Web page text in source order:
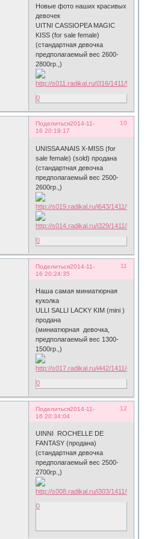
Новые фото наших красивых
девочек
UITNI CASSIOPEA MAGIC
KISS (for sale female)
(стандартная девочка
предполагаемый вес 2600-
2800гр.,)
0
Поделиться 10
2014-11-
16 20:19:17
UNISSA ANAIS Х-MISS (for
sale female) (sold) продана
(стандартная девочка
предполагаемый вес 2500-
2600гр.,)
0
Поделиться 11
2014-11-
16 20:24:35
Наша самая миниатюрная
куколка
ULLI SALLI LACKY KIM (mini )
продана
(миниатюрная девочка,
предполагаемый вес 1300-
1500гр.,)
0
Поделиться 12
2014-11-
16 20:34:04
UINNI ROCHELLE DE
FANTASY (продана)
(стандартная девочка
предполагаемый вес 2500-
2700гр.,)
0